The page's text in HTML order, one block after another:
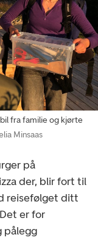
bil fra familie og kjørte
Minsaas
på
der, blir fort til
reisefølget ditt
er for
pålegg